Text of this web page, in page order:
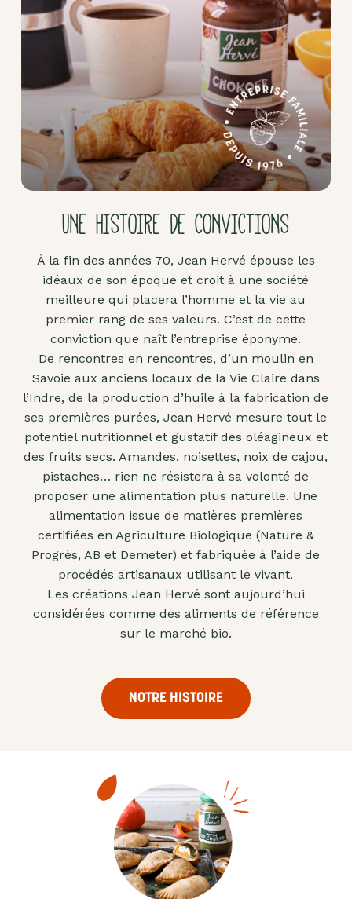
UNE HISTOIRE DE CONVICTIONS
À la fin des années 70, Jean Hervé épouse les
idéaux de son époque et croit à une société
meilleure qui placera l’homme et la vie au
premier rang de ses valeurs. C’est de cette
conviction que naît l’entreprise éponyme.
De rencontres en rencontres, d’un moulin en
Savoie aux anciens locaux de la Vie Claire dans
l’Indre, de la production d’huile à la fabrication de
ses premières purées, Jean Hervé mesure tout le
potentiel nutritionnel et gustatif des oléagineux et
des fruits secs. Amandes, noisettes, noix de cajou,
pistaches… rien ne résistera à sa volonté de
proposer une alimentation plus naturelle. Une
alimentation issue de matières premières
certifiées en Agriculture Biologique (Nature &
Progrès, AB et Demeter) et fabriquée à l’aide de
procédés artisanaux utilisant le vivant.
Les créations Jean Hervé sont aujourd’hui
considérées comme des aliments de référence
sur le marché bio.
NOTRE HISTOIRE
Pâte
d'amande
Pâtes à
tartiner
Produits
lacto-
fermentés
Produits
Purées
fruits
secs
Purées
sucrées
dites
"confits"
Livres
Anti-
gaspi
Promotions